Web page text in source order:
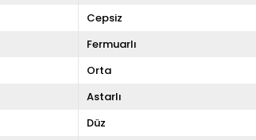
Cepsiz
Fermuarlı
Orta
Astarlı
Düz